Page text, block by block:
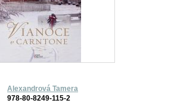
Alexandrová Tamera
978-80-8249-115-2